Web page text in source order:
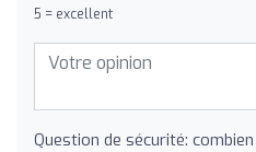
5 = excellent
Question de sécurité: